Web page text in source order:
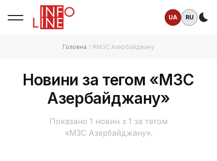
UA RU
Головна #МЗС Азербайджану
Новини за тегом «МЗС
Азербайджану»
Показано 1 новин з 1 за тегом
«МЗС Азербайджану».